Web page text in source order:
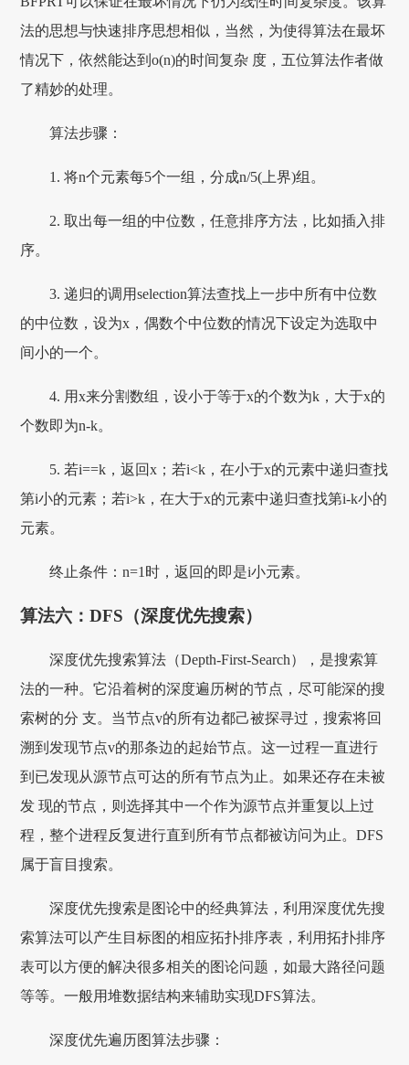
法的思想与快速排序思想相似，当然，为使得算法在最坏
情况下，依然能达到o(n)的时间复杂 度，五位算法作者做
了精妙的处理。
算法步骤：
1. 将n个元素每5个一组，分成n/5(上界)组。
2. 取出每一组的中位数，任意排序方法，比如插入排
序。
3. 递归的调用selection算法查找上一步中所有中位数
的中位数，设为x，偶数个中位数的情况下设定为选取中
间小的一个。
4. 用x来分割数组，设小于等于x的个数为k，大于x的
个数即为n-k。
5. 若i==k，返回x；若i<k，在小于x的元素中递归查找
第i小的元素；若i>k，在大于x的元素中递归查找第i-k小的
元素。
终止条件：n=1时，返回的即是i小元素。
算法六：DFS（深度优先搜索）
深度优先搜索算法（Depth-First-Search），是搜索算
法的一种。它沿着树的深度遍历树的节点，尽可能深的搜
索树的分 支。当节点v的所有边都己被探寻过，搜索将回
溯到发现节点v的那条边的起始节点。这一过程一直进行
到已发现从源节点可达的所有节点为止。如果还存在未被
发 现的节点，则选择其中一个作为源节点并重复以上过
程，整个进程反复进行直到所有节点都被访问为止。DFS
属于盲目搜索。
深度优先搜索是图论中的经典算法，利用深度优先搜
索算法可以产生目标图的相应拓扑排序表，利用拓扑排序
表可以方便的解决很多相关的图论问题，如最大路径问题
等等。一般用堆数据结构来辅助实现DFS算法。
深度优先遍历图算法步骤：